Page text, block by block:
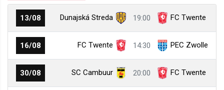
13/08 Dunajská Streda 19:00 FC Twente
16/08 FC Twente 14:30 PEC Zwolle
30/08 SC Cambuur 20:00 FC Twente